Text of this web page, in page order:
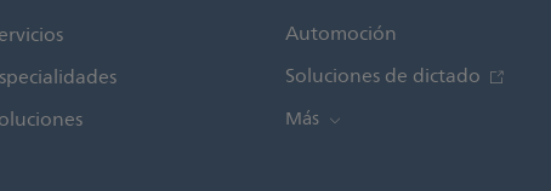
Automoción
Soluciones de dictado
Más